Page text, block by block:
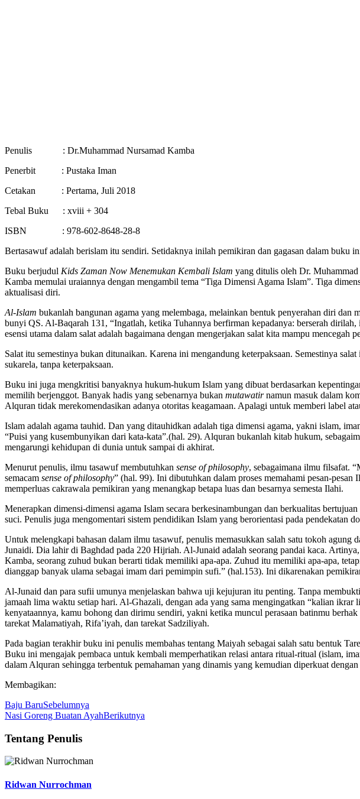
Penulis : Dr.Muhammad Nursamad Kamba
Penerbit : Pustaka Iman
Cetakan : Pertama, Juli 2018
Tebal Buku : xviii + 304
ISBN : 978-602-8648-28-8
Bertasawuf adalah berislam itu sendiri. Setidaknya inilah pemikiran dan gagasan dalam buku
Buku berjudul Kids Zaman Now Menemukan Kembali Islam yang ditulis oleh Dr. Muhammad
Kamba memulai uraiannya dengan mengambil tema “Tiga Dimensi Agama Islam”. Tiga
aktualisasi diri.
Al-Islam bukanlah bangunan agama yang melembaga, melainkan bentuk penyerahan diri
bunyi QS. Al-Baqarah 131, “Ingatlah, ketika Tuhannya berfirman kepadanya: berserah
esensi utama dalam salat adalah bagaimana dengan mengerjakan salat kita mampu mencegah
Salat itu semestinya bukan ditunaikan. Karena ini mengandung keterpaksaan. Semestinya
sukarela, tanpa keterpaksaan.
Buku ini juga mengkritisi banyaknya hukum-hukum Islam yang dibuat berdasarkan
memilih berjenggot. Banyak hadis yang sebenarnya bukan mutawatirnamun masuk dalam
Alquran tidak merekomendasikan adanya otoritas keagamaan. Apalagi untuk memberi label
Islam adalah agama tauhid. Dan yang ditauhidkan adalah tiga dimensi agama, yakni islam,
“Puisi yang kusembunyikan dari kata-kata”.(hal. 29). Alquran bukanlah kitab hukum,
mengarungi kehidupan di dunia untuk sampai di akhirat.
Menurut penulis, ilmu tasawuf membutuhkan sense of philosophy, sebagaimana ilmu filsafat.
semacam sense of philosophy” (hal. 99). Ini dibutuhkan dalam proses memahami pesan-
memperluas cakrawala pemikiran yang menangkap betapa luas dan besarnya semesta Ilahi.
Menerapkan dimensi-dimensi agama Islam secara berkesinambungan dan berkualitas
suci. Penulis juga mengomentari sistem pendidikan Islam yang berorientasi pada pendekatan
Untuk melengkapi bahasan dalam ilmu tasawuf, penulis memasukkan salah satu tokoh
Junaidi. Dia lahir di Baghdad pada 220 Hijriah. Al-Junaid adalah seorang pandai kaca.
Kamba, seorang zuhud bukan berarti tidak memiliki apa-apa. Zuhud itu memiliki apa-apa,
dianggap banyak ulama sebagai imam dari pemimpin sufi.” (hal.153). Ini dikarenakan
Al-Junaid dan para sufii umunya menjelaskan bahwa uji kejujuran itu penting. Tanpa
jamaah lima waktu setiap hari. Al-Ghazali, dengan ada yang sama mengingatkan “kalian
kenyataannya, kamu bohong dan dirimu sendiri, yakni ketika muncul perasaan batinmu
tarekat Malamatiyah, Rifa’iyah, dan tarekat Sadziliyah.
Pada bagian terakhir buku ini penulis membahas tentang Maiyah sebagai salah satu bentuk
Buku ini mengajak pembaca untuk kembali memperhatikan relasi antara ritual-ritual (islam,
dalam Alquran sehingga terbentuk pemahaman yang dinamis yang kemudian diperkuat
Membagikan:
Baju BaruSebelumnya
Nasi Goreng Buatan AyahBerikutnya
Tentang Penulis
Ridwan Nurrochman